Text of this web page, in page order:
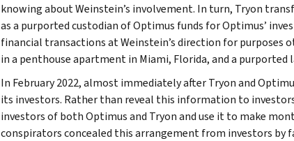
knowing about Weinstein’s involvement. In turn, Tryon
as a purported custodian of Optimus funds for Optimus’
financial transactions at Weinstein’s direction for
in a penthouse apartment in Miami, Florida, and a purported
In February 2022, almost immediately after Tryon and
its investors. Rather than reveal this information to
investors of both Optimus and Tryon and use it to make
conspirators concealed this arrangement from investors